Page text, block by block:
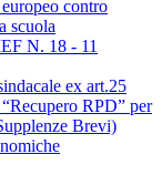
contro
scuola
N. 18 - 11
ex art.25
RPD” per
Brevi)